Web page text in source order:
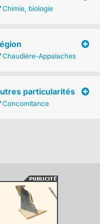
Chimie, biologie
Chaudière-Appalaches
particularités
Concomitance